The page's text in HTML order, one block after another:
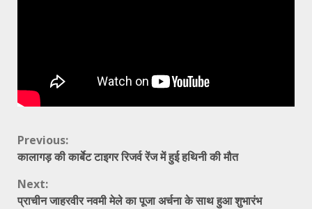
Continue
Reading
Previous:
कालागड़ की कार्बेट टाइगर रिजर्व रेंज में हुई हथिनी की मौत
Next:
प्राचीन जाहरवीर नवमी मेले का पूजा अर्चना के साथ हुआ शुभारंभ